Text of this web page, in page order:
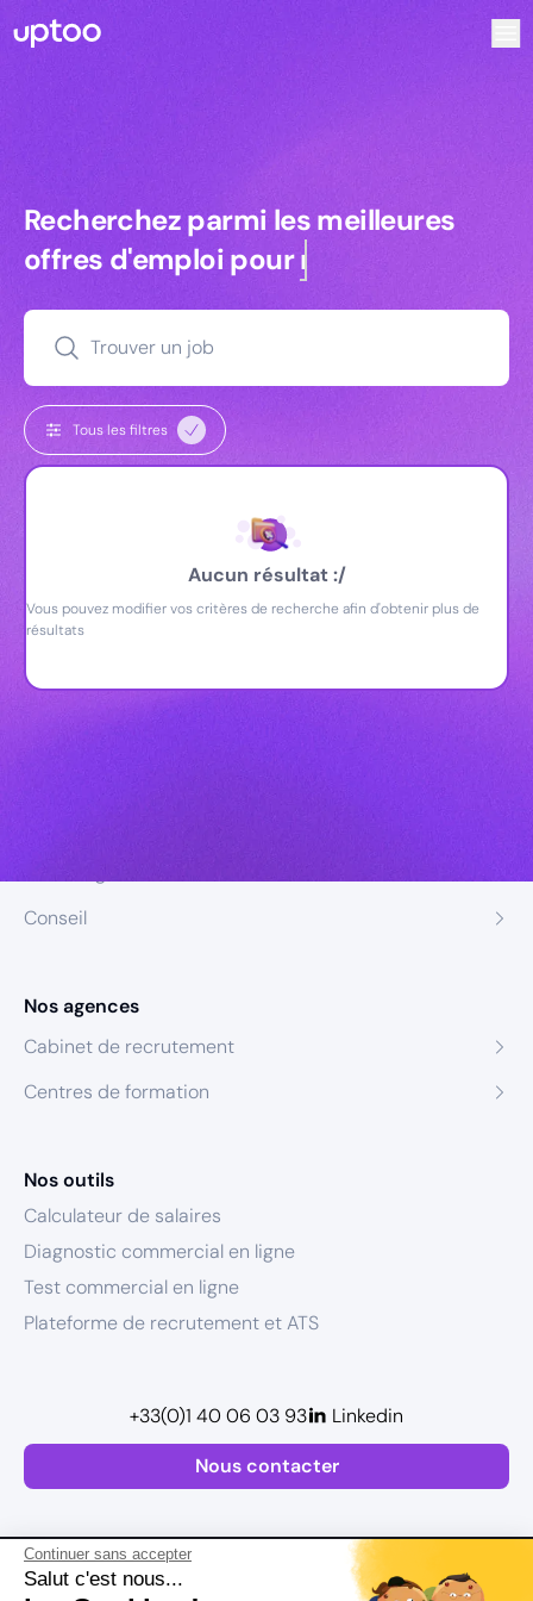
Continuer sans accepter
Salut c'est nous...
Recherchez parmi les meilleures
Recherchez parmi les meilleures
offres d'emploi pourmanagers
Trouver un job
Tous les filtres
Aucun résultat :/
Vous pouvez modifier vos critères de recherche afin d'obtenir plus de
résultats
Conseil
Nos agences
Cabinet de recrutement
Centres de formation
Nos outils
Calculateur de salaires
Diagnostic commercial en ligne
Test commercial en ligne
Plateforme de recrutement et ATS
Nous contacter
+33(0)1 40 06 03 93 Linkedin